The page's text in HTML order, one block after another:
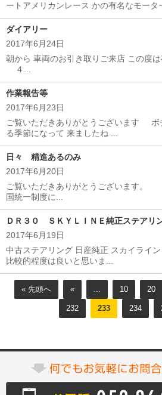
ートアメリカンレース かの有名なモータ
ダイアリー
2017年6月24日
朝から 車両のお引き取りご来店 この度
４...
作業報告等
2017年6月23日
ご覧いただきありがとうございます ボ
る季節になって 来ましたね ...
日々 精進あるのみ
2017年6月20日
ご覧いただきありがとうございます。
国統一制度に...
ＤＲ３０ ＳＫＹＬＩＮＥ純正ステアリ
2017年6月19日
中古ステアリング 日産純正 スカイライ
比較的程度は良いと思いま...
« 先頭へ « ... 10 20
232 233 234